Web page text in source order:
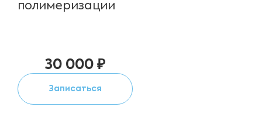
полимеризации
30 000 ₽
Записаться